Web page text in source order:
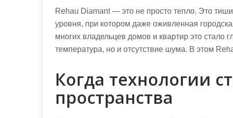
Rehau Diamant — это не просто тепло. Это
уровня, при котором даже оживленная
многих владельцев домов и квартир это
температура, но и отсутствие шума. В этом
Когда технологии
пространства